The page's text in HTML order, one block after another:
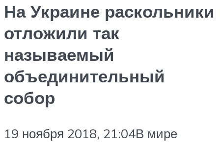
На Украине раскольники
отложили так
называемый
объединительный
собор
19 ноября 2018, 21:04В мире